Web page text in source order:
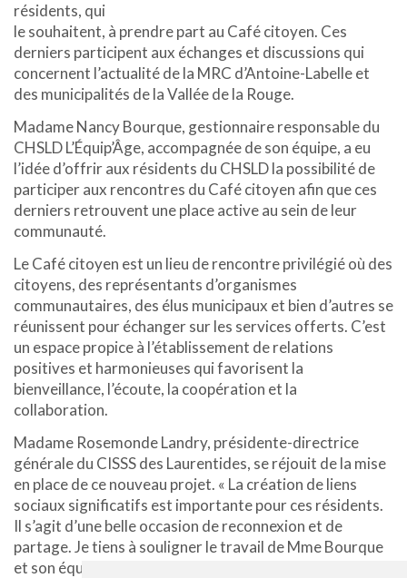
résidents, qui
le souhaitent, à prendre part au Café citoyen. Ces
derniers participent aux échanges et discussions qui
concernent l’actualité de la MRC d’Antoine-Labelle et
des municipalités de la Vallée de la Rouge.
Madame Nancy Bourque, gestionnaire responsable du
CHSLD L’Équip’Âge, accompagnée de son équipe, a eu
l’idée d’offrir aux résidents du CHSLD la possibilité de
participer aux rencontres du Café citoyen afin que ces
derniers retrouvent une place active au sein de leur
communauté.
Le Café citoyen est un lieu de rencontre privilégié où des
citoyens, des représentants d’organismes
communautaires, des élus municipaux et bien d’autres se
réunissent pour échanger sur les services offerts. C’est
un espace propice à l’établissement de relations
positives et harmonieuses qui favorisent la
bienveillance, l’écoute, la coopération et la
collaboration.
Madame Rosemonde Landry, présidente-directrice
générale du CISSS des Laurentides, se réjouit de la mise
en place de ce nouveau projet. « La création de liens
sociaux significatifs est importante pour ces résidents.
Il s’agit d’une belle occasion de reconnexion et de
partage. Je tiens à souligner le travail de Mme Bourque
et son équipe pour cette belle réalisation. Cela